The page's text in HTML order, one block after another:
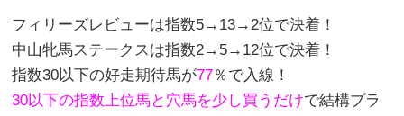
フィリーズレビューは指数5→13→2位で決着！
中山牝馬ステークスは指数2→ 5→12位で決着！
指数30以下の好走期待馬が77％で入線！
30以下の指数上位馬と穴馬を少し買うだけで結構プラ